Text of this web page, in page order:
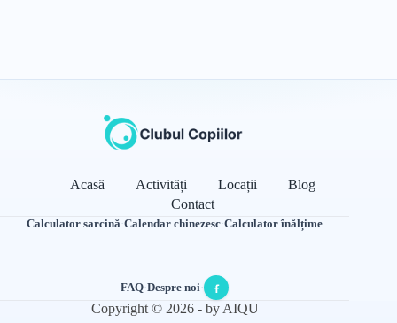
Acasă Activități Locații
Blog
Contact
Calculator sarcină·Calendar chinezesc·Calculator înălțime
FAQ·Despre noi·
Copyright © 2026 - by AIQU